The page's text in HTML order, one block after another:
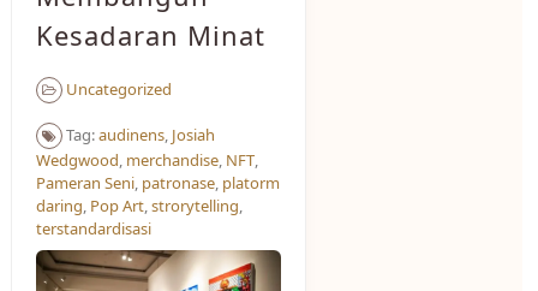
Kesadaran Minat
Uncategorized
Tag:audinens, Josiah
Wedgwood, merchandise, NFT,
Pameran Seni, patronase, platorm
daring, Pop Art,strorytelling,
terstandardisasi